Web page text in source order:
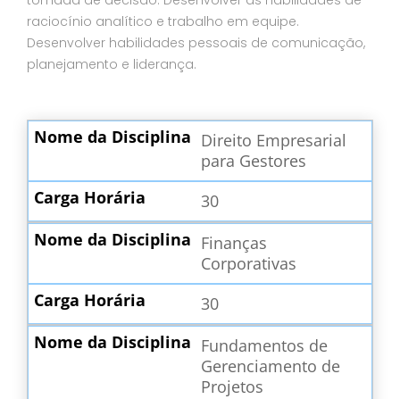
raciocínio analítico e trabalho em equipe.
Desenvolver habilidades pessoais de comunicação,
planejamento e liderança.
Direito Empresarial
para Gestores
30
Finanças
Corporativas
30
Fundamentos de
Gerenciamento de
Projetos